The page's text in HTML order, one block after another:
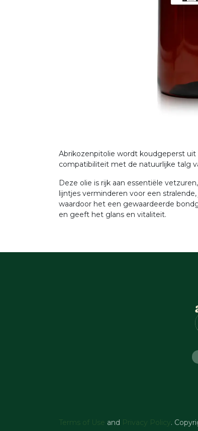
Abrikozenpitolie wordt koudgeperst
compatibiliteit met de natuurlijke talg
Deze olie is rijk aan essentiële
lijntjes verminderen voor een
waardoor het een gewaardeerde
en geeft het glans en vitaliteit.
Terms of Use and Privacy Policy .